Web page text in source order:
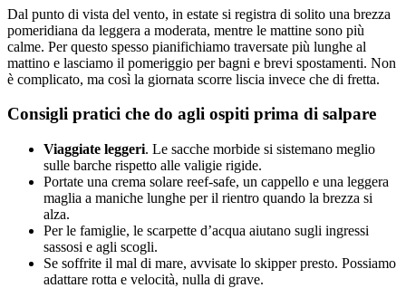
Dal punto di vista del vento, in estate si registra di solito una brezza
pomeridiana da leggera a moderata, mentre le mattine sono più
calme. Per questo spesso pianifichiamo traversate più lunghe al
mattino e lasciamo il pomeriggio per bagni e brevi spostamenti. Non
è complicato, ma così la giornata scorre liscia invece che di fretta.
Consigli pratici che do agli ospiti prima di salpare
Viaggiate leggeri. Le sacche morbide si sistemano meglio
sulle barche rispetto alle valigie rigide.
Portate una crema solare reef-safe, un cappello e una leggera
maglia a maniche lunghe per il rientro quando la brezza si
alza.
Per le famiglie, le scarpette d’acqua aiutano sugli ingressi
sassosi e agli scogli.
Se soffrite il mal di mare, avvisate lo skipper presto. Possiamo
adattare rotta e velocità, nulla di grave.